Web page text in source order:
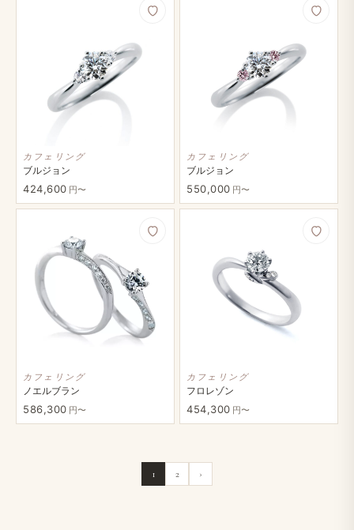
カフェリング
ブルジョン
424,600 円〜
カフェリング
ブルジョン
550,000 円〜
カフェリング
ノエルブラン
586,300 円〜
カフェリング
フロレゾン
454,300 円〜
1 2 ›